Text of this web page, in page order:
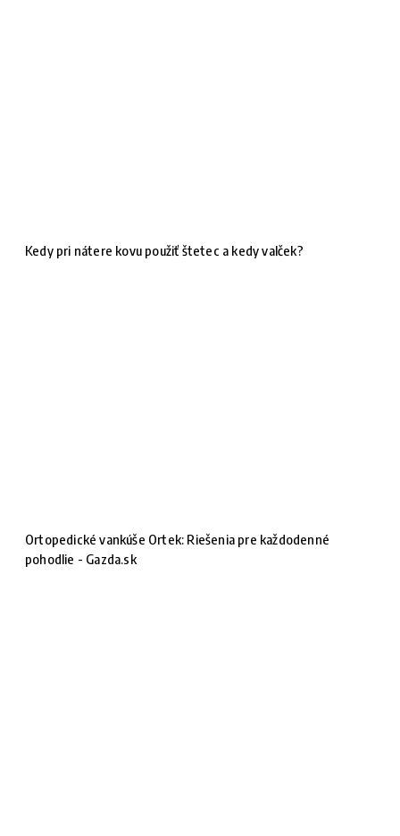
Kedy pri nátere kovu použiť štetec a kedy valček?
Ortopedické vankúše Ortek: Riešenia pre každodenné
pohodlie - Gazda.sk